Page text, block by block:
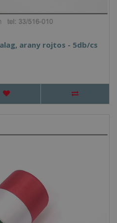
arany rojtos - 5db/cs